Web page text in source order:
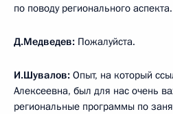
по поводу регионального аспекта.
Д.Медведев: Пожалуйста.
И.Шувалов: Опыт, на который
Алексеевна, был для нас очень
региональные программы по